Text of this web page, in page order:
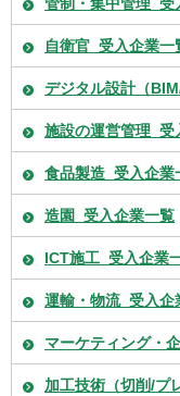
管制・集中管理_受
自衛官_受入企業一
デジタル設計（
施設の運営管理_受
食品製造_受入企業
造園_受入企業一覧
ICT施工_受入企業
運輸・物流_受入企
マーケティング・
加工技術（切削/プ